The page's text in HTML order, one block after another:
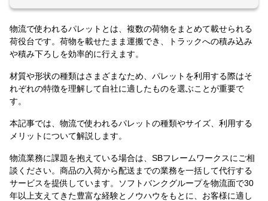
物流で使われるパレットとは、複数の荷物をまとめて載せられる
荷役台です。荷物を載せたまま運搬でき、トラックへの積み込み
や積み下ろしを効率的に行えます。
材質や形状の種類はさまざまなため、パレットを利用する際はそ
れぞれの特徴を理解して自社に適したものを選ぶことが重要で
す。
本記事では、物流で使われるパレットの種類やサイズ、利用する
メリットについて解説します。
物流業務に課題を抱えている場合は、SBフレームワークスにご相
談ください。商品の入荷から配送までの業務を一括して代行する
サービスを提供しています。ソフトバンクグループを物流面で30
年以上支えてきた豊富な経験とノウハウをもとに、お客様に適し